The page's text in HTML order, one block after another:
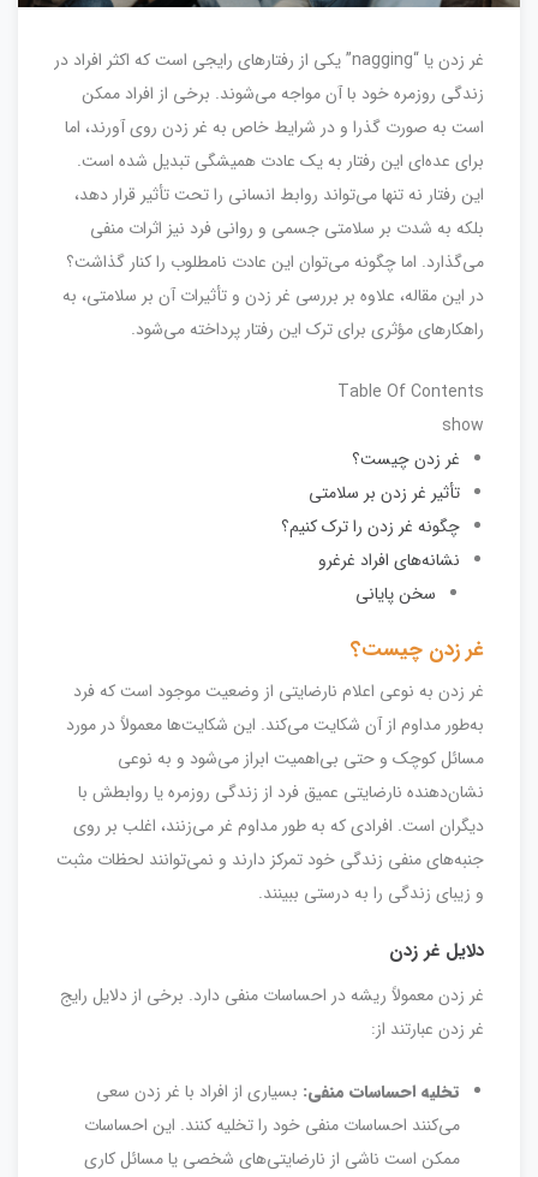
غر زدن یا “nagging” یکی از رفتارهای رایجی است که اکثر افراد در
زندگی روزمره خود با آن مواجه می‌شوند. برخی از افراد ممکن
است به صورت گذرا و در شرایط خاص به غر زدن روی آورند، اما
برای عده‌ای این رفتار به یک عادت همیشگی تبدیل شده است.
این رفتار نه تنها می‌تواند روابط انسانی را تحت تأثیر قرار دهد،
بلکه به شدت بر سلامتی جسمی و روانی فرد نیز اثرات منفی
می‌گذارد. اما چگونه می‌توان این عادت نامطلوب را کنار گذاشت؟
در این مقاله، علاوه بر بررسی غر زدن و تأثیرات آن بر سلامتی، به
راهکارهای مؤثری برای ترک این رفتار پرداخته می‌شود.
Table Of Contents
show
غر زدن چیست؟
تأثیر غر زدن بر سلامتی
چگونه غر زدن را ترک کنیم؟
نشانه‌های افراد غرغرو
سخن پایانی
غر زدن چیست؟
غر زدن به نوعی اعلام نارضایتی از وضعیت موجود است که فرد
به‌طور مداوم از آن شکایت می‌کند. این شکایت‌ها معمولاً در مورد
مسائل کوچک و حتی بی‌اهمیت ابراز می‌شود و به نوعی
نشان‌دهنده نارضایتی عمیق فرد از زندگی روزمره یا روابطش با
دیگران است. افرادی که به طور مداوم غر می‌زنند، اغلب بر روی
جنبه‌های منفی زندگی خود تمرکز دارند و نمی‌توانند لحظات مثبت
و زیبای زندگی را به درستی ببینند.
دلایل غر زدن
غر زدن معمولاً ریشه در احساسات منفی دارد. برخی از دلایل رایج
غر زدن عبارتند از:
تخلیه احساسات منفی: بسیاری از افراد با غر زدن سعی
می‌کنند احساسات منفی خود را تخلیه کنند. این احساسات
ممکن است ناشی از نارضایتی‌های شخصی یا مسائل کاری